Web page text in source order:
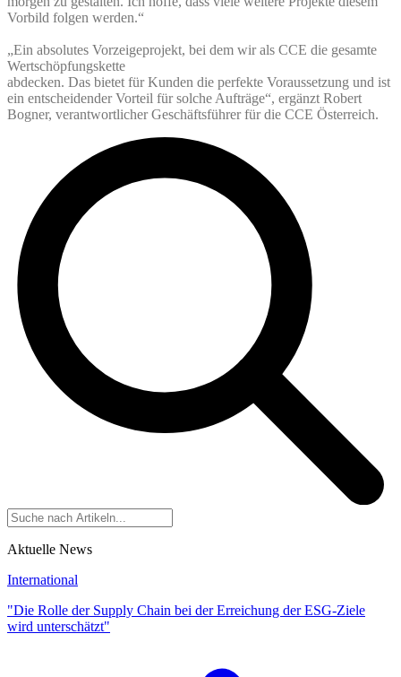
Vorbild folgen werden.“
„Ein absolutes Vorzeigeprojekt, bei dem wir als CCE die gesamte
Wertschöpfungskette
abdecken. Das bietet für Kunden die perfekte Voraussetzung und ist
ein entscheidender Vorteil für solche Aufträge“, ergänzt Robert
Bogner, verantwortlicher Geschäftsführer für die CCE Österreich.
Aktuelle News
International
"Die Rolle der Supply Chain bei der Erreichung der ESG-Ziele
wird unterschätzt"